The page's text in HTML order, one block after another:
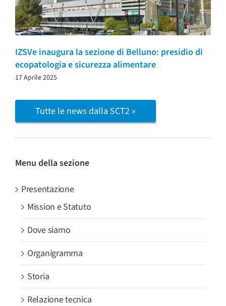
IZSVe inaugura la sezione di Belluno: presidio di
ecopatologia e sicurezza alimentare
17 Aprile 2025
Tutte le news dalla SCT2 »
Menu della sezione
Presentazione
Mission e Statuto
Dove siamo
Organigramma
Storia
Relazione tecnica